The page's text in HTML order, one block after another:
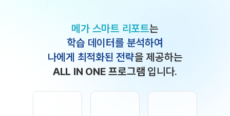
메가 스마트 리포트는
학습 데이터를 분석하여
나에게 최적화된 전략을 제공하는
ALL IN ONE 프로그램 입니다.